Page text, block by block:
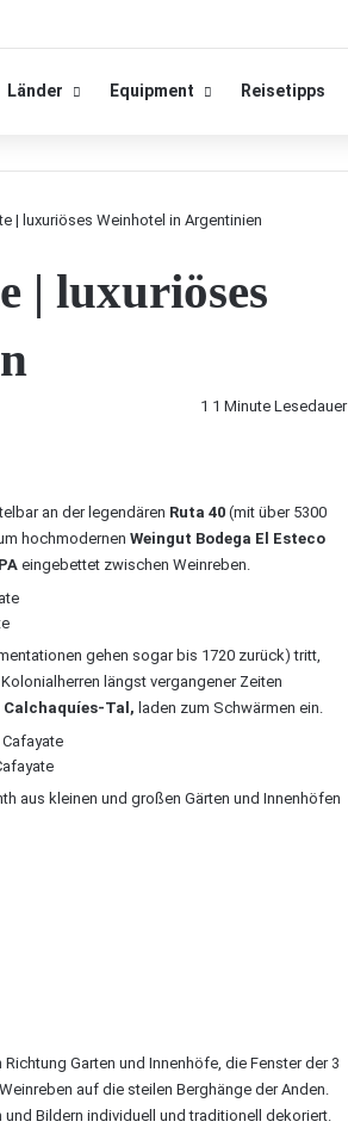
Länder Equipment Reisetipps
| luxuriöses Weinhotel in Argentinien
| luxuriöses
1 1 Minute Lesedauer
an der legendären Ruta 40 (mit über 5300
hochmodernen Weingut Bodega El Esteco
eingebettet zwischen Weinreben.
gehen sogar bis 1720 zurück) tritt,
längst vergangener Zeiten
Calchaquíes-Tal, laden zum Schwärmen ein.
aus kleinen und großen Gärten und Innenhöfen
Garten und Innenhöfe, die Fenster der 3
auf die steilen Berghänge der Anden.
Bildern individuell und traditionell dekoriert.